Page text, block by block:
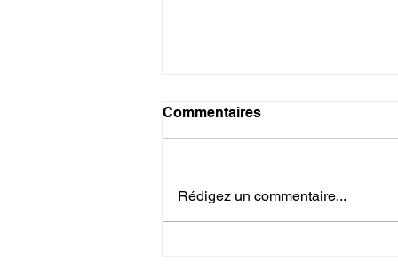
Commentaires
Rédigez un commentaire...